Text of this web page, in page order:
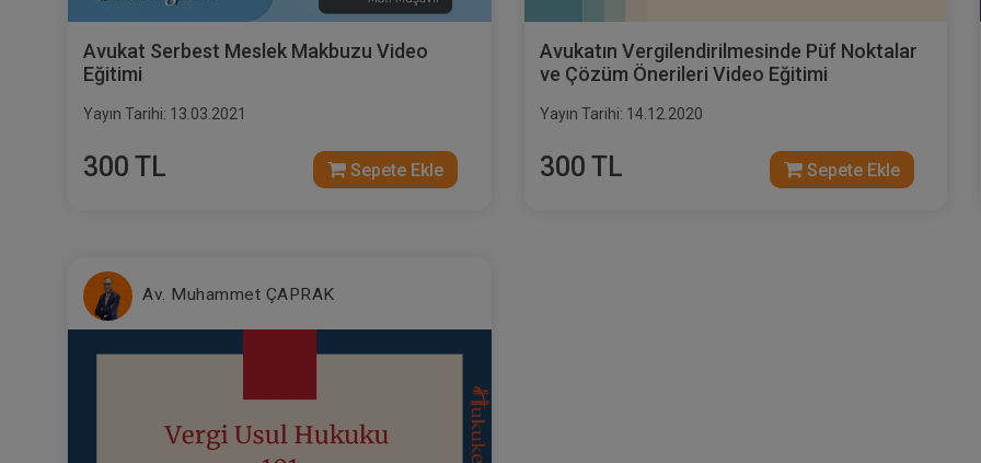
Avukat Serbest Meslek Makbuzu Video
Eğitimi
Yayın Tarihi: 13.03.2021
300 TL Sepete Ekle
Avukatın Vergilendirilmesinde Püf Noktalar
ve Çözüm Önerileri Video Eğitimi
Yayın Tarihi: 14.12.2020
300 TL Sepete Ekle
Av. Muhammet ÇAPRAK